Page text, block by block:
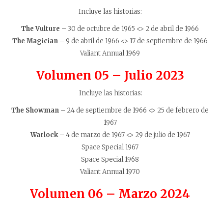
Incluye las historias:
The Vulture – 30 de octubre de 1965 <> 2 de abril de 1966
The Magician – 9 de abril de 1966 <> 17 de septiembre de 1966
Valiant Annual 1969
Volumen 05 – Julio 2023
Incluye las historias:
The Showman – 24 de septiembre de 1966 <> 25 de febrero de
1967
Warlock– 4 de marzo de 1967 <> 29 de julio de 1967
Space Special 1967
Space Special 1968
Valiant Annual 1970
Volumen 06 – Marzo 2024